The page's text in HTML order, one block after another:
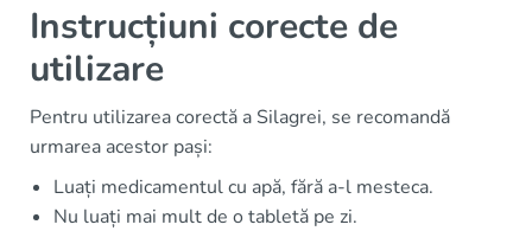
Instrucțiuni corecte de
utilizare
Pentru utilizarea corectă a Silagrei, se recomandă
urmarea acestor pași:
Luați medicamentul cu apă, fără a-l mesteca.
Nu luați mai mult de o tabletă pe zi.